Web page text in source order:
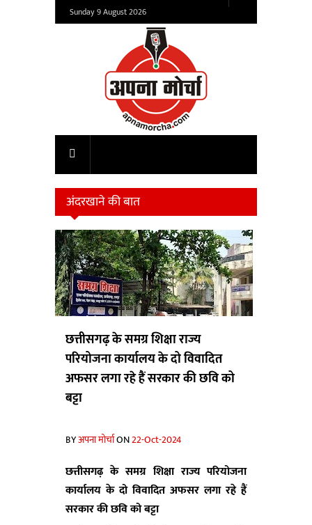
Sunday 9 August 2026
अंदरखाने की बात
छत्तीसगढ़ के समग्र शिक्षा राज्य
परियोजना कार्यालय के दो विवादित
अफसर लगा रहे हैं सरकार की छवि को
बट्टा
BYअपना मोर्चाON22-Oct-2024
छत्तीसगढ़ के समग्र शिक्षा राज्य परियोजना
कार्यालय के दो विवादित अफसर लगा रहे हैं
सरकार की छवि को बट्टा